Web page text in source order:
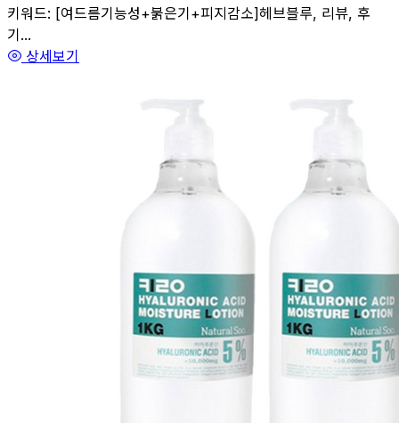
관련
키워드: [여드름기능성+붉은기+피지감소]헤브블루, 리뷰, 후
기...
상세보기